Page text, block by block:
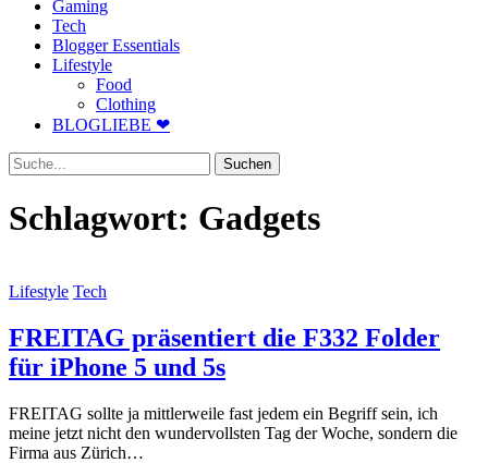
Gaming
Tech
Blogger Essentials
Lifestyle
Food
Clothing
BLOGLIEBE ❤
Suche
Schlagwort: Gadgets
Lifestyle Tech
FREITAG präsentiert die F332 Folder
für iPhone 5 und 5s
FREITAG sollte ja mittlerweile fast jedem ein Begriff sein, ich
meine jetzt nicht den wundervollsten Tag der Woche, sondern die
Firma aus Zürich…